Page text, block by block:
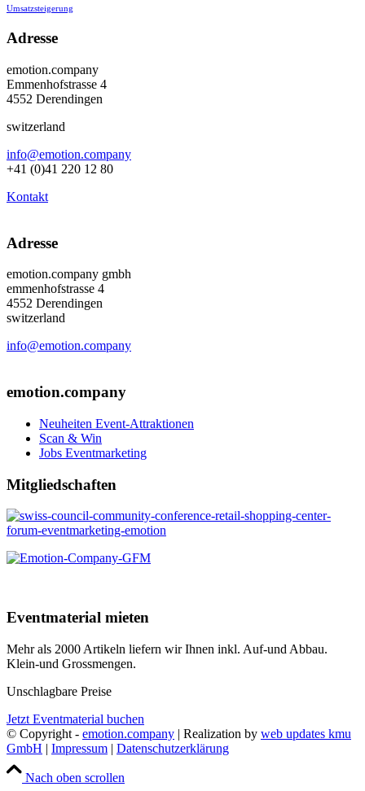
Umsatzsteigerung
Adresse
emotion.company
Emmenhofstrasse 4
4552 Derendingen
switzerland
info@emotion.company
+41 (0)41 220 12 80
Kontakt
Adresse
emotion.company gmbh
emmenhofstrasse 4
4552 Derendingen
switzerland
info@emotion.company
emotion.company
Neuheiten Event-Attraktionen
Scan & Win
Jobs Eventmarketing
Mitgliedschaften
Eventmaterial mieten
Mehr als 2000 Artikeln liefern wir Ihnen inkl. Auf-und Abbau.
Klein-und Grossmengen.
Unschlagbare Preise
Jetzt Eventmaterial buchen
© Copyright - emotion.company | Realization by web updates kmu
GmbH | Impressum | Datenschutzerklärung
Nach oben scrollen